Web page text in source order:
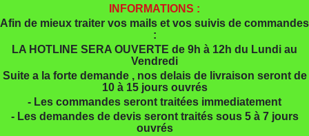
INFORMATIONS :
Afin de mieux traiter vos mails et vos suivis de commandes
:
LA HOTLINE SERA OUVERTE de 9h à 12h du Lundi au
Vendredi
Suite a la forte demande , nos delais de livraison seront de
10 à 15 jours ouvrés
- Les commandes seront traitées immediatement
- Les demandes de devis seront traités sous 5 à 7 jours
ouvrés